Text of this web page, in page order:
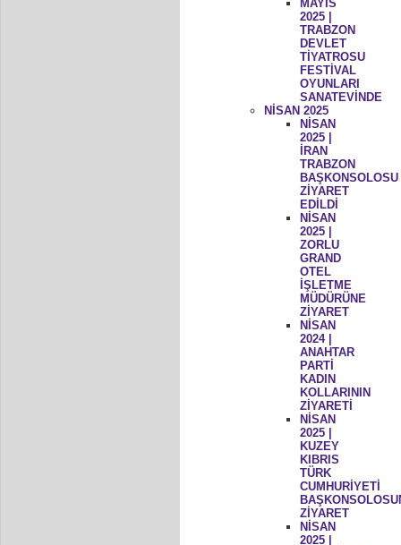
MAYIS
2025 |
TRABZON
DEVLET
TİYATROSU
FESTİVAL
OYUNLARI
SANATEVİNDE
NİSAN 2025
NİSAN
2025 |
İRAN
TRABZON
BAŞKONSOLOSU
ZİYARET
EDİLDİ
NİSAN
2025 |
ZORLU
GRAND
OTEL
İŞLETME
MÜDÜRÜNE
ZİYARET
NİSAN
2024 |
ANAHTAR
PARTİ
KADIN
KOLLARININ
ZİYARETİ
NİSAN
2025 |
KUZEY
KIBRIS
TÜRK
CUMHURİYETİ
ZİYARET
NİSAN
2025 |